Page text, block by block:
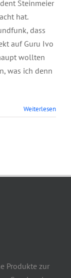
Steinmeier
hat.
dass
auf Guru Ivo
wollten
was ich denn
Weiterlesen
Produkte zur